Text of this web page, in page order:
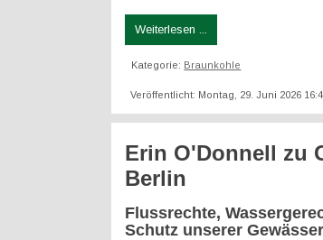
Weiterlesen ...
Kategorie: Braunkohle
Veröffentlicht: Montag, 29. Juni 2026
Erin O'Donnell zu
Berlin
Flussrechte,
Schutz unserer Gewässer